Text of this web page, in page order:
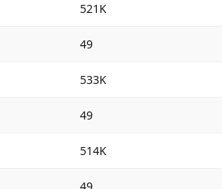
521K
49
533K
49
514K